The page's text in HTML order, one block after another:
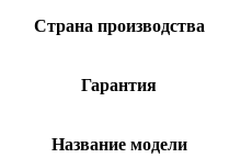
Страна производства
Гарантия
Название модели